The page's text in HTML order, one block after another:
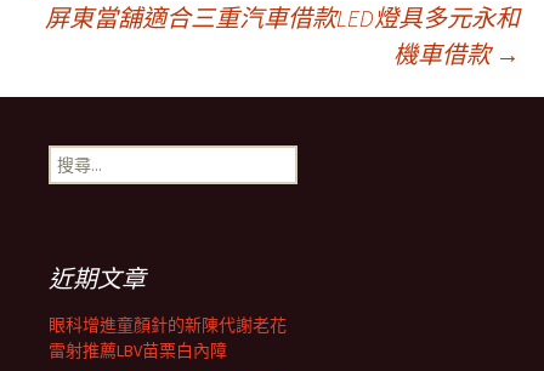
章
導
覽
列
屏東當舖適合三重汽車借款LED燈具多元永和
機車借款 →
搜
尋
近期文章
眼科增進童顏針的新陳代謝老花
雷射推薦LBV苗栗白內障